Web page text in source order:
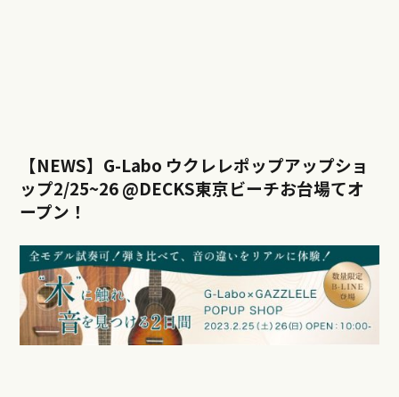
【NEWS】G-Labo ウクレレポップアップショ
ップ2/25~26 @DECKS東京ビーチお台場てオ
ープン！